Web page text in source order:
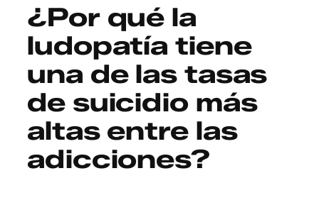
¿Por qué la
ludopatía tiene
una de las tasas
de suicidio más
altas entre las
adicciones?